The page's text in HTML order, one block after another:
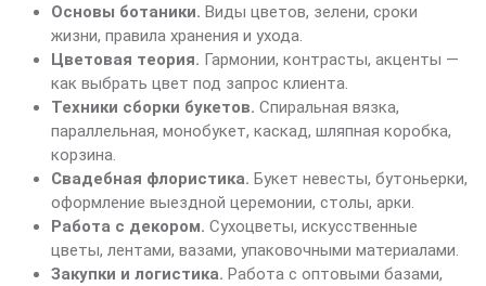
Основы ботаники. Виды цветов, зелени, сроки
жизни, правила хранения и ухода.
Цветовая теория. Гармонии, контрасты, акценты —
как выбрать цвет под запрос клиента.
Техники сборки букетов. Спиральная вязка,
параллельная, монобукет, каскад, шляпная коробка,
корзина.
Свадебная флористика. Букет невесты, бутоньерки,
оформление выездной церемонии, столы, арки.
Работа с декором. Сухоцветы, искусственные
цветы, лентами, вазами, упаковочными материалами.
Закупки и логистика. Работа с оптовыми базами,